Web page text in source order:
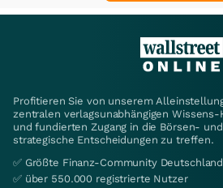
Profitieren Sie von unserem
zentralen verlagsunabhängigen
und fundierten Zugang in die Börsen-
strategische Entscheidungen zu treffen.
✅ Größte Finanz-Community
✅ über 550.000 registrierte Nutzer